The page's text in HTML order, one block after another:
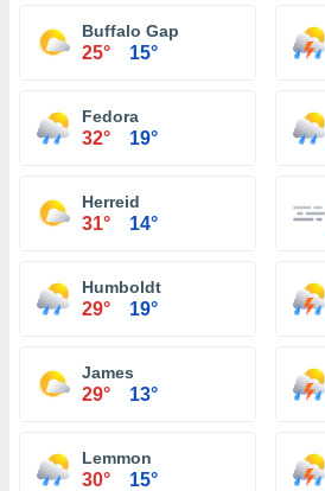
Buffalo Gap
25° 15°
Fedora
32° 19°
Herreid
31° 14°
Humboldt
29° 19°
James
29° 13°
Lemmon
30° 15°